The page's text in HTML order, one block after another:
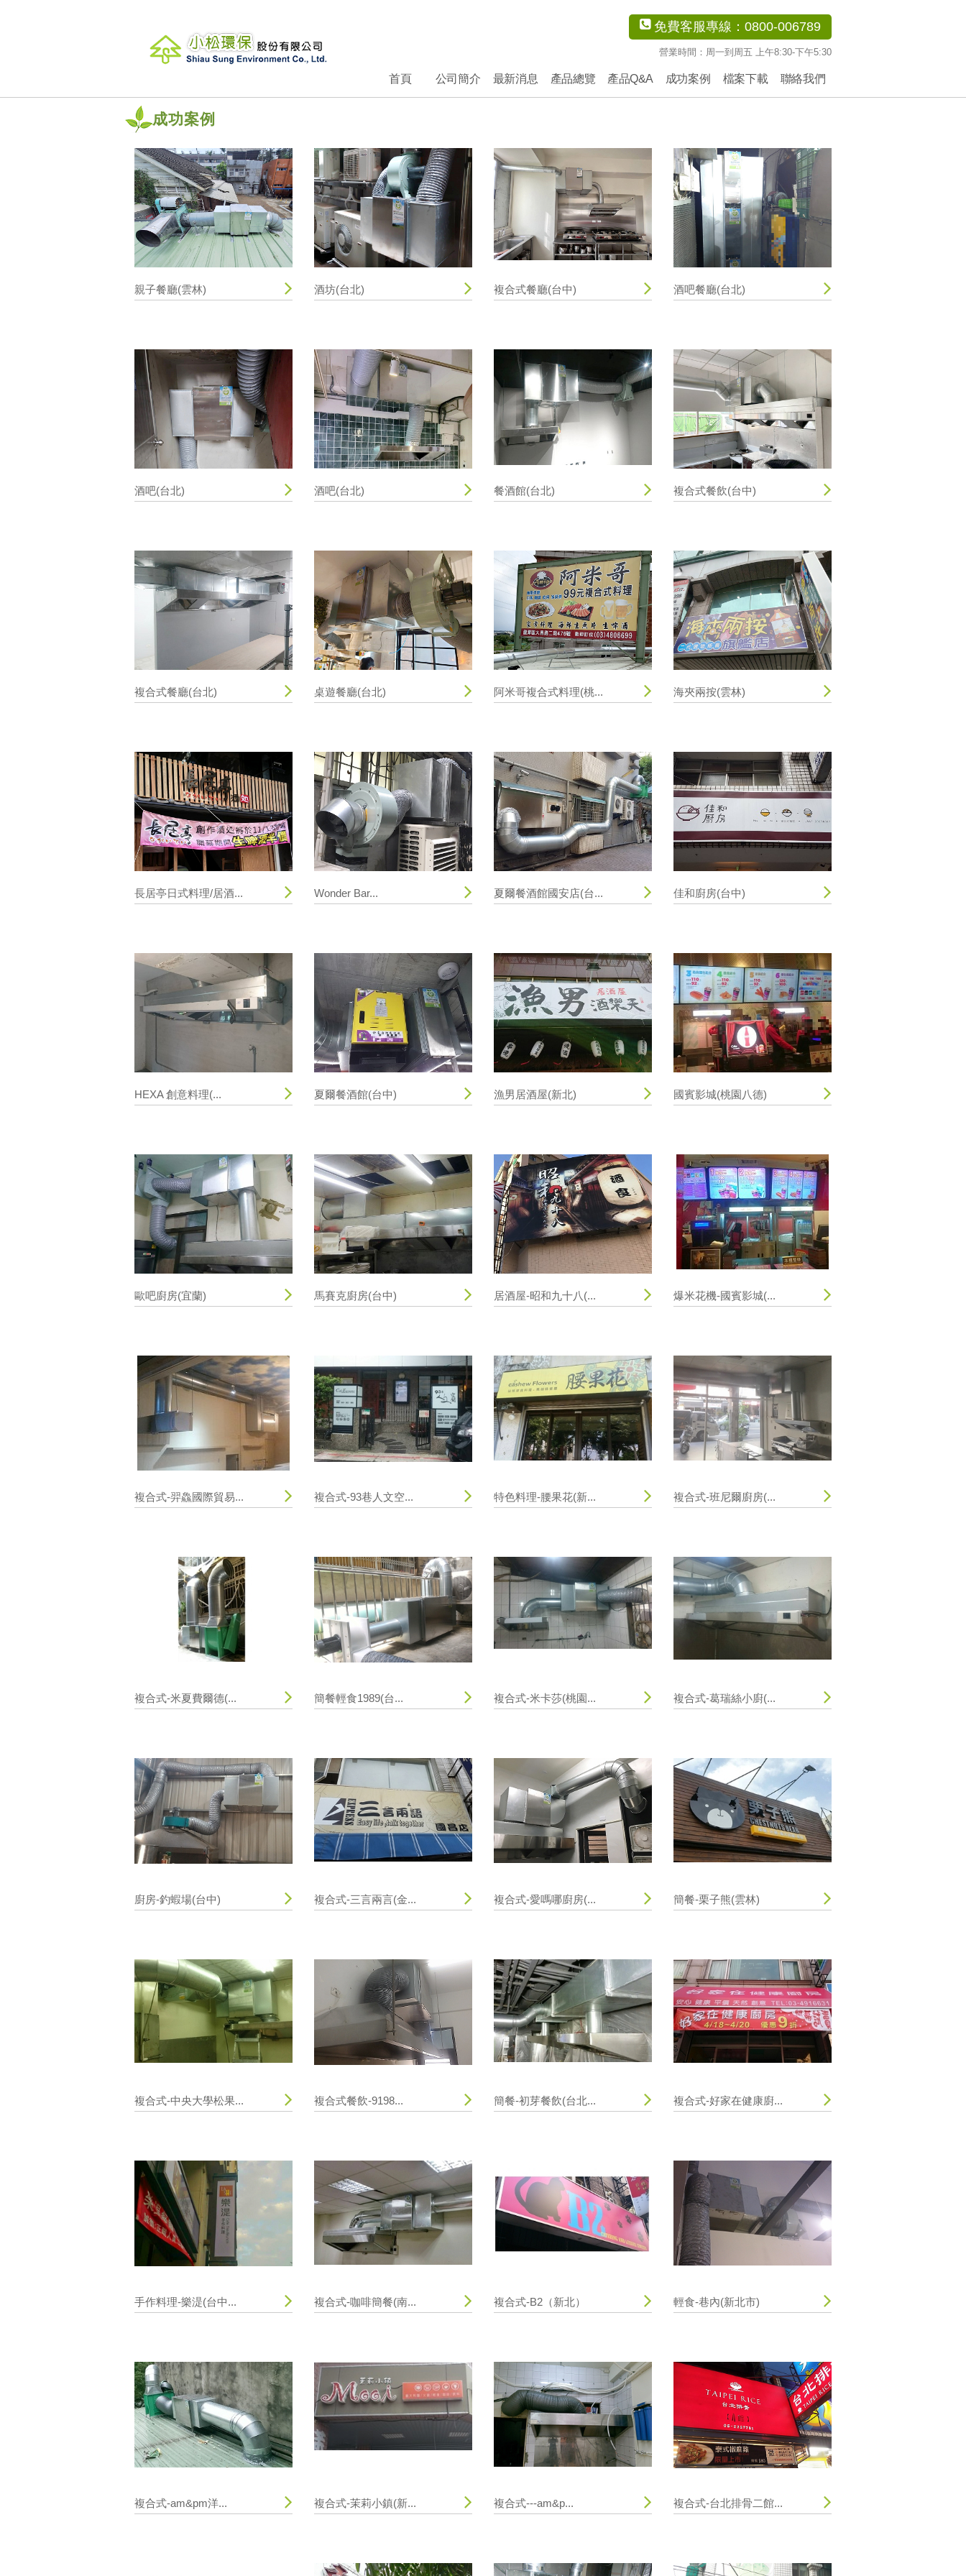
免費客服專線：0800-006789
營業時間：周一到周五 上午8:30-下午5:30
首頁 公司簡介 最新消息 產品總覽 產品Q&A 成功案例 檔案下載 聯絡我們
成功案例
親子餐廳(雲林) 酒坊(台北) 複合式餐廳(台中) 酒吧餐廳(台北)
酒吧(台北) 酒吧(台北) 餐酒館(台北) 複合式餐飲(台中)
複合式餐廳(台北) 桌遊餐廳(台北) 阿米哥複合式料理(桃... 海夾兩按(雲林)
長居亭日式料理/居酒... Wonder Bar... 夏爾餐酒館國安店(台... 佳和廚房(台中)
HEXA 創意料理(... 夏爾餐酒館(台中) 漁男居酒屋(新北) 國賓影城(桃園八德)
歐吧廚房(宜蘭) 馬賽克廚房(台中) 居酒屋-昭和九十八(... 爆米花機-國賓影城(...
複合式-羿鱻國際貿易... 複合式-93巷人文空... 特色料理-腰果花(新... 複合式-班尼爾廚房(...
複合式-米夏費爾德(... 簡餐輕食1989(台... 複合式-米卡莎(桃園... 複合式-葛瑞絲小廚(...
廚房-釣蝦場(台中) 複合式-三言兩言(金... 複合式-愛嗎哪廚房(... 簡餐-栗子熊(雲林)
複合式-中央大學松果... 複合式餐飲-9198... 簡餐-初芽餐飲(台北... 複合式-好家在健康廚...
手作料理-樂湜(台中... 複合式-咖啡簡餐(南... 複合式-B2（新北） 輕食-巷內(新北市)
複合式-am&pm洋... 複合式-茉莉小鎮(新... 複合式---am&p... 複合式-台北排骨二館...